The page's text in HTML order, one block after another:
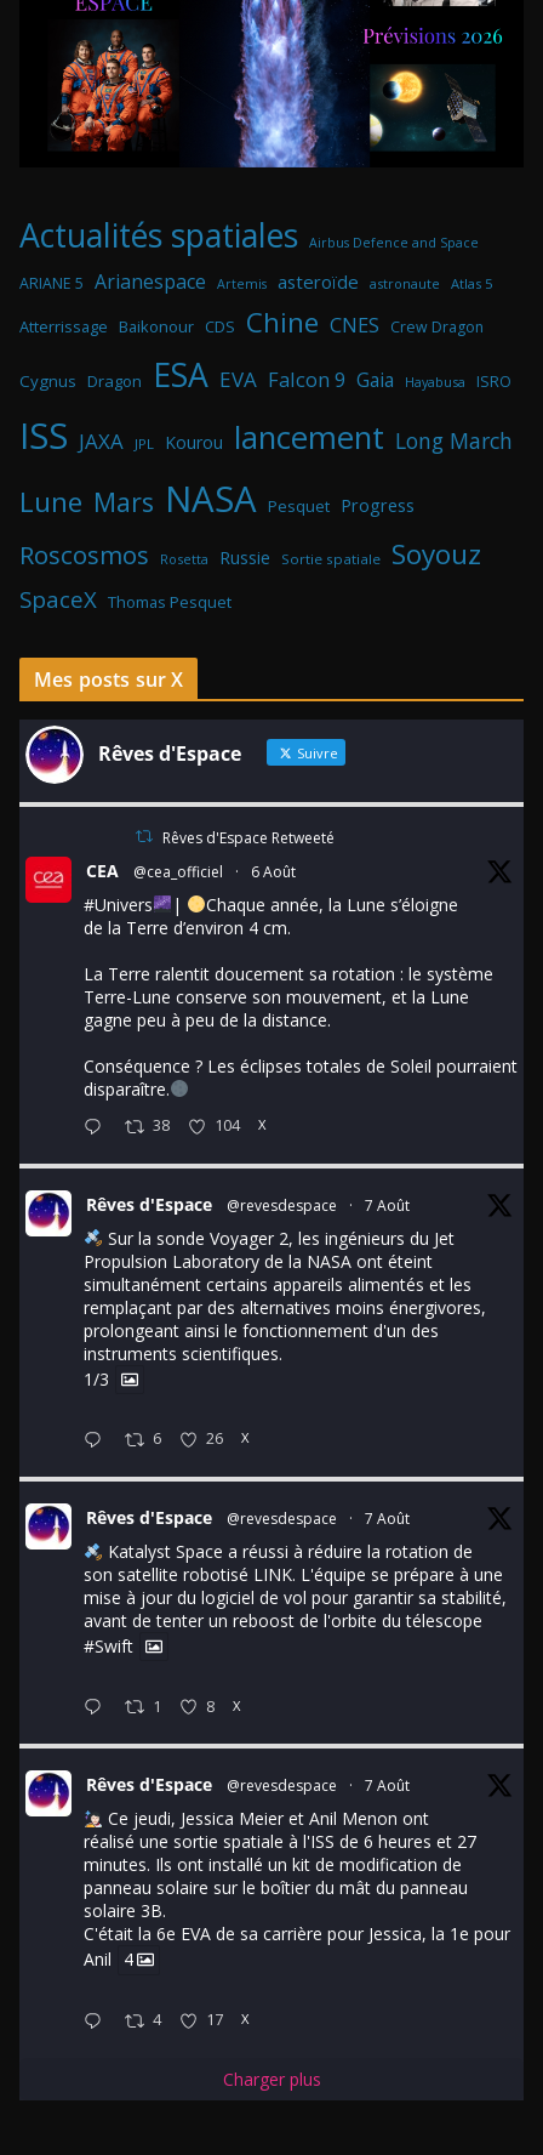
Actualités spatiales Airbus Defence and Space
ARIANE 5 Arianespace Artemis asteroïde astronaute Atlas 5
Atterrissage Baikonour CDS Chine CNES Crew Dragon
Cygnus Dragon ESA EVA Falcon 9 Gaia Hayabusa ISRO
ISS JAXA JPL Kourou lancement Long March
Lune Mars NASA Pesquet Progress
Roscosmos Rosetta Russie Sortie spatiale Soyouz
SpaceX Thomas Pesquet
Mes posts sur X
Rêves d'Espace Suivre
Rêves d'Espace Retweeté
CEA @cea_officiel · 6 Août
#Univers |
Chaque année, la Lune s’éloigne
de la Terre d’environ 4 cm.
La Terre ralentit doucement sa rotation : le système
Terre-Lune conserve son mouvement, et la Lune
gagne peu à peu de la distance.
Conséquence ? Les éclipses totales de Soleil pourraient
disparaître.
38 104 X
Rêves d'Espace @revesdespace · 7 Août
Sur la sonde Voyager 2, les ingénieurs du Jet
Propulsion Laboratory de la NASA ont éteint
simultanément certains appareils alimentés et les
remplaçant par des alternatives moins énergivores,
prolongeant ainsi le fonctionnement d'un des
instruments scientifiques.
1/3
6 26 X
Rêves d'Espace @revesdespace · 7 Août
Katalyst Space a réussi à réduire la rotation de
son satellite robotisé LINK. L'équipe se prépare à une
mise à jour du logiciel de vol pour garantir sa stabilité,
avant de tenter un reboost de l'orbite du télescope
#Swift
1 8 X
Rêves d'Espace @revesdespace · 7 Août
Ce jeudi, Jessica Meier et Anil Menon ont
réalisé une sortie spatiale à l'ISS de 6 heures et 27
minutes. Ils ont installé un kit de modification de
panneau solaire sur le boîtier du mât du panneau
solaire 3B.
C'était la 6e EVA de sa carrière pour Jessica, la 1e pour
Anil
4
4 17 X
Charger plus